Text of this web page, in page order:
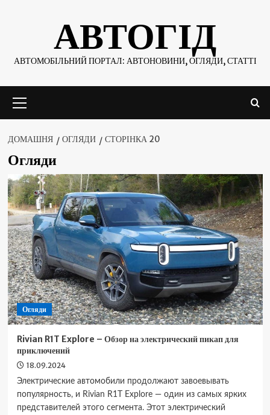
АВТОГІД
АВТОМОБІЛЬНИЙ ПОРТАЛ: АВТОНОВИНИ, ОГЛЯДИ, СТАТТІ
меню
ДОМАШНЯ ОГЛЯДИ СТОРІНКА 20
Огляди
Огляди
Rivian R1T Explore – Обзор на электрический пикап для
приключений
18.09.2024
Электрические автомобили продолжают завоевывать
популярность, и Rivian R1T Explore — один из самых ярких
представителей этого сегмента. Этот электрический